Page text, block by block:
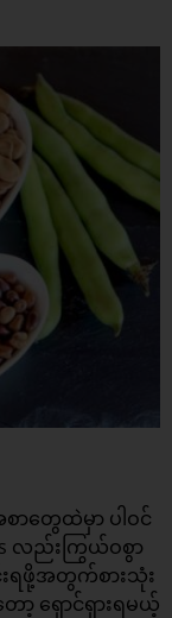
တွေထဲမှာ ပါဝင်
လည်းကြွယ်ဝစွာ
းရဖို့အတွက်စားသုံး
ရှောင်ရှားရမယ့်